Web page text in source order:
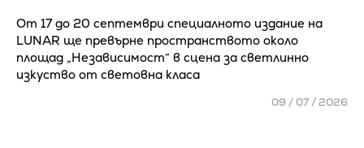
От 17 до 20 септември специалното издание на
LUNAR ще превърне пространството около
площад „Независимост“ в сцена за светлинно
изкуство от световна класа
09 / 07 / 2026